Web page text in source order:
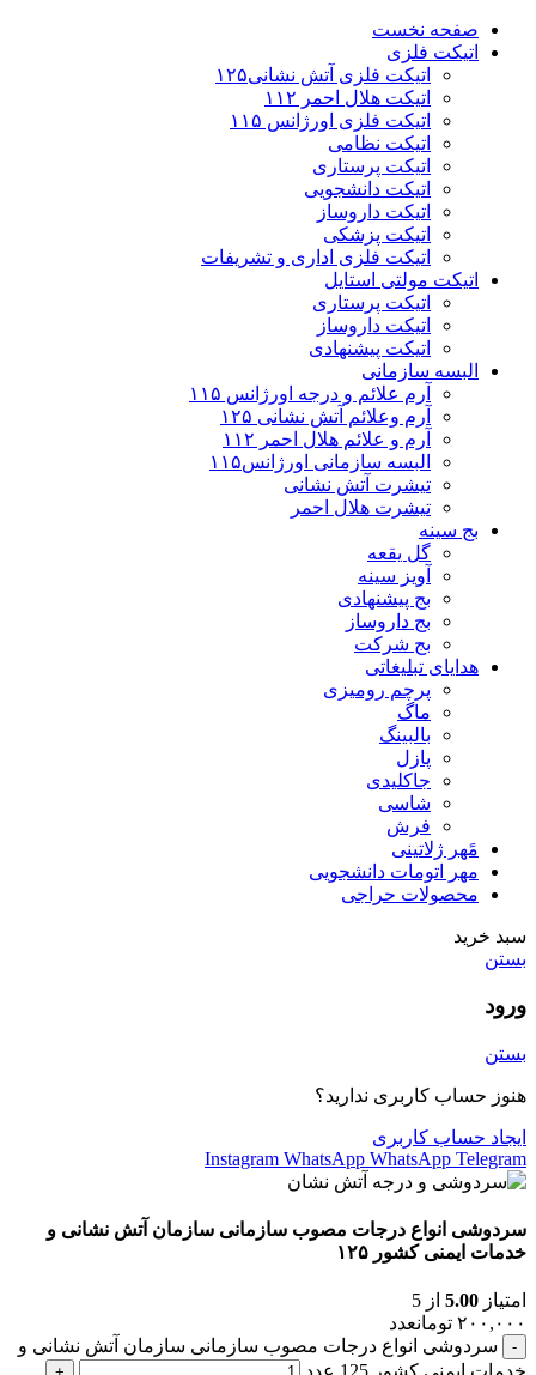
صفحه نخست
اتیکت فلزی
اتیکت فلزی آتش نشانی۱۲۵
اتیکت هلال احمر ۱۱۲
اتیکت فلزی اورژانس ۱۱۵
اتیکت نظامی
اتیکت پرستاری
اتیکت دانشجویی
اتیکت داروساز
اتیکت پزشکی
اتیکت فلزی اداری و تشریفات
اتیکت مولتی استایل
اتیکت پرستاری
اتیکت داروساز
اتیکت پیشنهادی
البسه سازمانی
آرم علائم و درجه اورژانس ۱۱۵
آرم وعلائم آتش نشانی ۱۲۵
آرم و علائم هلال احمر ۱۱۲
البسه سازمانی اورژانس۱۱۵
تیشرت آتش نشانی
تیشرت هلال احمر
بج سینه
گل یقعه
آویز سینه
بج پیشنهادی
بج داروساز
بج شرکت
هدایای تبلیغاتی
پرچم رومیزی
ماگ
بالبینگ
پازل
جاکلیدی
شاسی
فرش
مًهر ژلاتینی
مهر اتومات دانشجویی
محصولات حراجی
سبد خرید
بستن
ورود
بستن
هنوز حساب کاربری ندارید؟
ایجاد حساب کاربری
Instagram WhatsApp WhatsApp Telegram
سردوشی انواع درجات مصوب سازمانی سازمان آتش نشانی و
خدمات ایمنی کشور ۱۲۵
امتیاز 5.00 از 5
۲۰۰,۰۰۰ تومانعدد
سردوشی انواع درجات مصوب سازمانی سازمان آتش نشانی و